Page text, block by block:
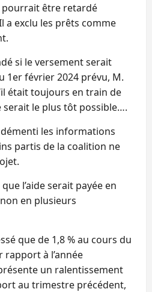
pourrait être retardé
a exclu les prêts comme
si le versement serait
1er février 2024 prévu, M.
était toujours en train de
serait le plus tôt possible….
les informations
partis de la coalition ne
l’aide serait payée en
en plusieurs
que de 1,8 % au cours du
à l’année
un ralentissement
au trimestre précédent,